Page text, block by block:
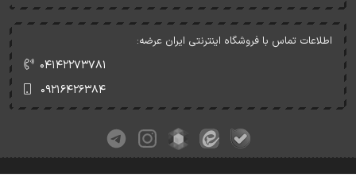
اطلاعات تماس با فروشگاه اینترنتی ایران عرضه:
۰۴۱۴۲۲۷۳۷۸۱
۰۹۲۱۶۴۲۶۳۸۴